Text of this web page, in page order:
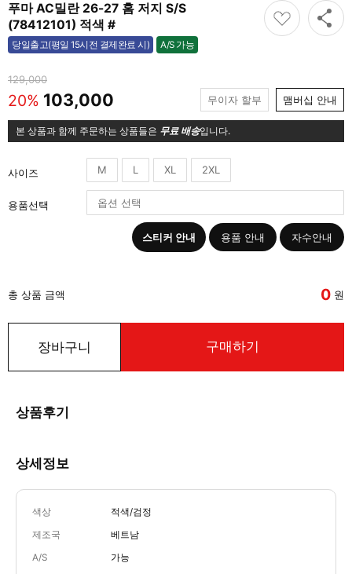
푸마 AC밀란 26-27 홈 저지 S/S
(78412101) 적색 #
당일출고(평일 15시전 결제완료 시) A/S 가능
가능
129,000
20% 103,000 무이자 할부 맴버십 안내
본 상품과 함께 주문하는 상품들은 무료 배송입니다.
사이즈 M L XL 2XL
용품선택
스티커 안내 용품 안내 자수안내
총 상품 금액 0 원
장바구니 구매하기
상품후기
상세정보
색상 적색/검정
제조국 베트남
A/S 가능